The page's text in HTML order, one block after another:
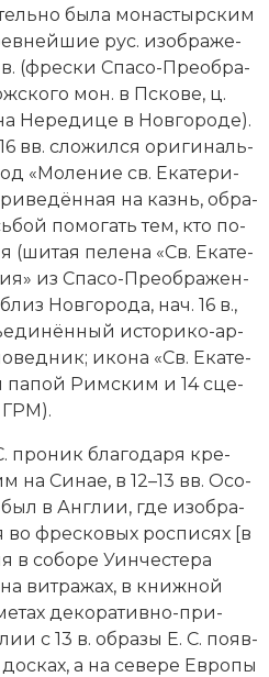
бы­ла мо­на­стыр­ским
рус. изо­бра­же­
в. (фре­ски Спа­со-Пре­об­ра­
мон. в Пско­ве, ц.
Не­ре­ди­це в Нов­го­ро­де).
вв. сло­жил­ся ори­ги­наль­
«Мо­ле­ние св. Ека­те­ри­
на казнь, об­ра­
по­мо­гать тем, кто по­
(ши­тая пе­ле­на «Св. Ека­те­
из Спа­со-Пре­об­ра­жен­
Нов­го­ро­да, нач. 16 в.,
ис­то­ри­ко-ар­
ико­на «Св. Ека­те­
па­пой Рим­ским и 14 сце­
ГРМ).
про­ник бла­го­да­ря кре­
на Си­нае, в 12–13 вв. Осо­
в Анг­лии, где изо­бра­
фре­ско­вых рос­пи­сях [в
в со­бо­ре Уин­че­сте­ра
на вит­ра­жах, в книж­ной
де­ко­ра­тив­но-при­
с 13 в. об­ра­зы Е. С. по­яв­
а на севере Ев­ро­пы